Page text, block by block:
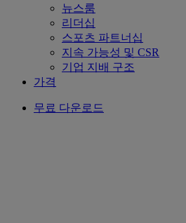
뉴스룸
리더십
스포츠 파트너십
지속 가능성 및 CSR
기업 지배 구조
가격
무료 다운로드